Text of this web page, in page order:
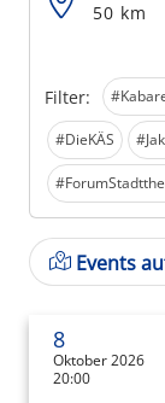
Filter:
#DieKÄS
50 km
Events
8
Oktober 2026
20:00